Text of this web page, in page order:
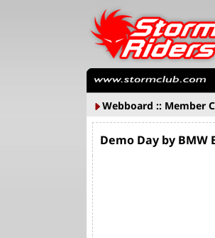
Webboard :: Member
Demo Day by BMW